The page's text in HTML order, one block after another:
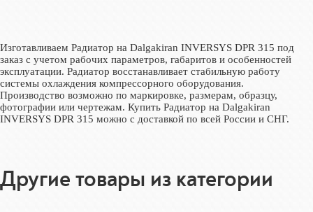
Изготавливаем Радиатор на Dalgakiran INVERSYS DPR 315 под
заказ с учетом рабочих параметров, габаритов и особенностей
эксплуатации. Радиатор восстанавливает стабильную работу
системы охлаждения компрессорного оборудования.
Производство возможно по маркировке, размерам, образцу,
фотографии или чертежам. Купить Радиатор на Dalgakiran
INVERSYS DPR 315 можно с доставкой по всей России и СНГ.
Другие товары из категории